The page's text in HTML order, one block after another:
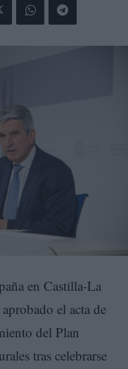
en Castilla-La
el acta de
del Plan
tras celebrarse